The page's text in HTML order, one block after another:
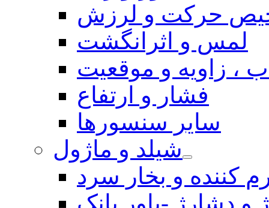
حرکت و لرزش
لمس و اثرانگشت
، زاویه و موقعیت
فشار و ارتفاع
سایر سنسورها
شیلد و ماژول
کننده و بخار سرد